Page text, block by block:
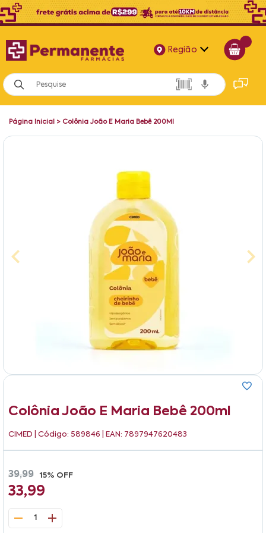
Região
Alagoas
Bahia
Página Inicial > Colônia João E Maria Bebê 200Ml
Colônia João E Maria Bebê 200ml
CIMED | Código: 589846 | EAN: 7897947620483
39,99 15% OFF
33,99
1